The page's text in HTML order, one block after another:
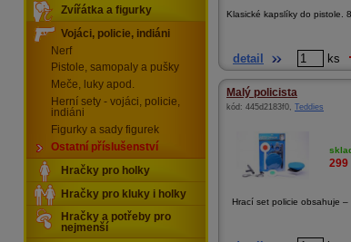
Klasické kapslíky do pistole.
detail ks
Malý policista
kód: 445d2183f0, Teddies
299
Hrací set policie obsahuje –
Zvířátka a figurky
Vojáci, policie, indiáni
Nerf
Pistole, samopaly a pušky
Meče, luky apod.
Herní sety - vojáci, policie,
indiáni
Figurky a sady figurek
Ostatní příslušenství
Hračky pro holky
Hračky pro kluky i holky
Hračky a potřeby pro
nejmenší